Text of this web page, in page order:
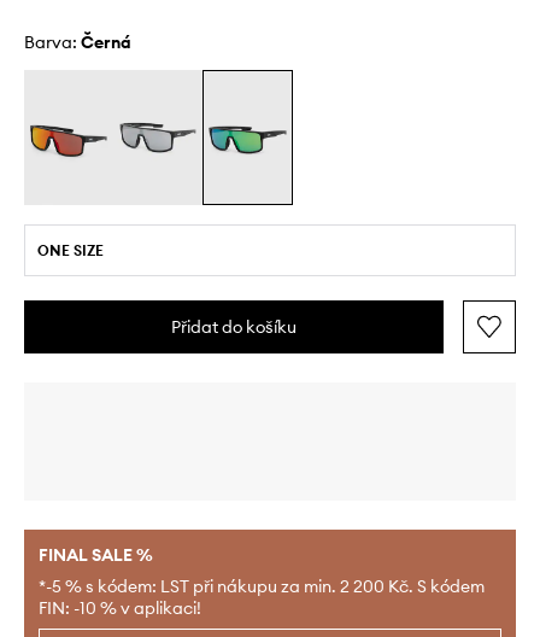
Barva: černá
ONE SIZE
Přidat do košíku
FINAL SALE %
*-5 % s kódem: LST při nákupu za min. 2 200 Kč. S kódem
FIN: -10 % v aplikaci!